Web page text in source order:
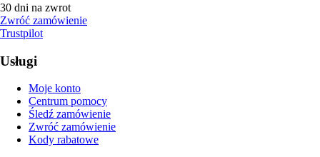
30 dni na zwrot
Zwróć zamówienie
Trustpilot
Usługi
Moje konto
Centrum pomocy
Śledź zamówienie
Zwróć zamówienie
Kody rabatowe